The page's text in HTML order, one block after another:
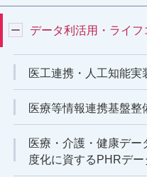
データ利活用・ライフ
医工連携・人工知能実
医療等情報連携基盤整
医療・介護・健康デ
度化に資するPHRデー